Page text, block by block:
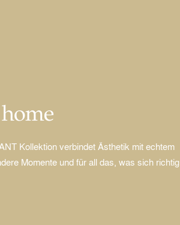
Kollektion verbindet Ästhetik mit echtem
Momente und für all das, was sich richtig